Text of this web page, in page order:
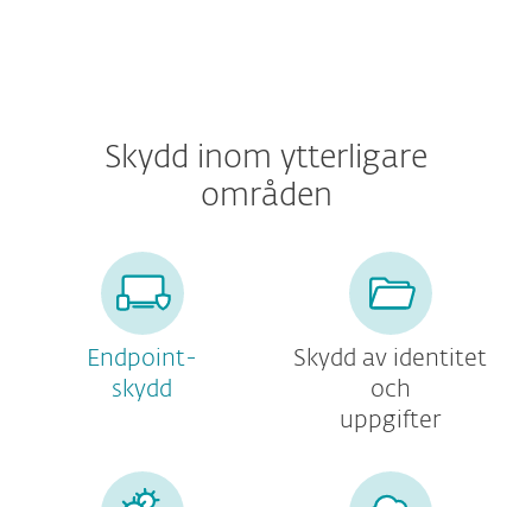
Skydd inom ytterligare
områden
Endpoint-
skydd
Skydd av identitet
och
uppgifter